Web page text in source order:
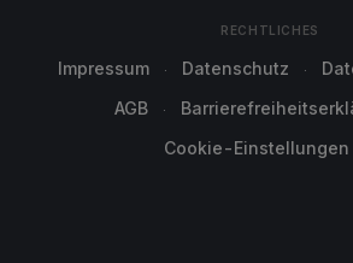
RECHTLICHES
Impressum Datenschutz
AGB
Cookie-Einstellungen